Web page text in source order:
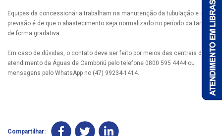
Equipes da concessionária trabalham na manutenção da tubulação e a
previsão é de que o abastecimento seja normalizado no período da tarde,
de forma gradativa.
Em caso de dúvidas, o contato deve ser feito por meios das centrais de
atendimento da Águas de Camboriú pelo telefone 0800 595 4444 ou
mensagens pelo WhatsApp no (47) 99234-1414.
Compartilhar: